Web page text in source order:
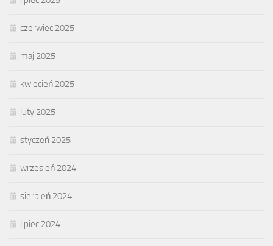
czerwiec 2025
maj 2025
kwiecień 2025
luty 2025
styczeń 2025
wrzesień 2024
sierpień 2024
lipiec 2024